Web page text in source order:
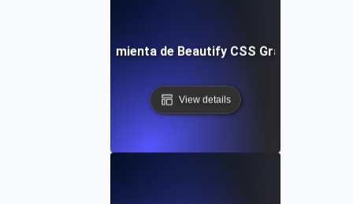
Herramienta de Beautify CSS Gratuita
View details